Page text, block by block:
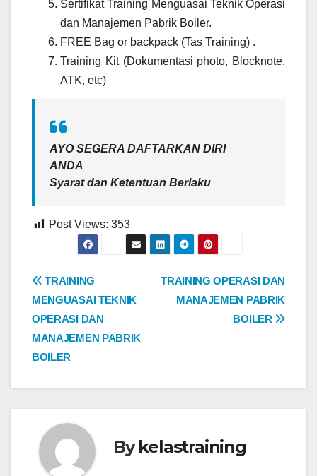
Sertifikat Training Menguasai Teknik Operasi
dan Manajemen Pabrik Boiler.
FREE Bag or backpack (Tas Training) .
Training Kit (Dokumentasi photo, Blocknote,
ATK, etc)
AYO SEGERA DAFTARKAN DIRI
ANDA
Syarat dan Ketentuan Berlaku
Post Views: 353
Post
navigation
TRAINING OPERASI DAN
MANAJEMEN PABRIK
BOILER
TRAINING
MENGUASAI TEKNIK
OPERASI DAN
MANAJEMEN PABRIK
BOILER
Bykelastraining